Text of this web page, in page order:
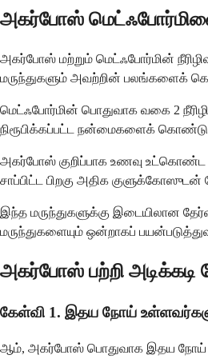
அகர்போஸ்
அகர்போஸ் மற்றும் மெட்ஃபோர்மின்
மருந்துகளும் அவற்றின் பலங்களைக்
மெட்ஃபோர்மின் பொதுவாக வகை 2
நிரூபிக்கப்பட்ட நன்மைகளைக்
அகர்போஸ் குறிப்பாக உணவு
சாப்பிட்ட பிறகு அதிக குளுக்கோஸுடன்
இந்த மருந்துகளுக்கு இடையிலான
மருந்துகளையும் ஒன்றாகப்
அகர்போஸ் பற்றி அடிக்கடி
கேள்வி 1. இதய நோய்
ஆம், அகர்போஸ் பொதுவாக இதய நோய்